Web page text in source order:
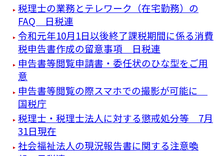
税理士の業務とテレワーク（在宅勤務）の
FAQ 日税連
令和元年10月1日以後終了課税期間に係る消費
税申告書作成の留意事項 日税連
申告書等閲覧申請書・委任状のひな型をご用
意
申告書等閲覧の際スマホでの撮影が可能に
国税庁
税理士・税理士法人に対する懲戒処分等 7月
31日現在
社会福祉法人の現況報告書に関する注意喚